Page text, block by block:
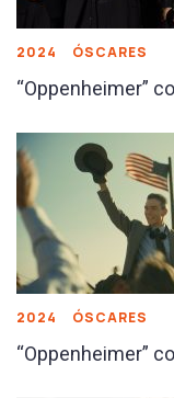
2024 ÓSCARES
“Oppenheimer”
2024 ÓSCARES
“Oppenheimer”